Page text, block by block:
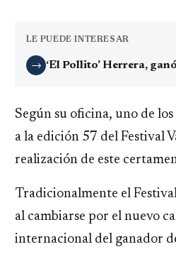
LE PUEDE INTERESAR
→ ‘El Pollito’ Herrera,
Según su oficina, uno de
a la edición 57 del Festival
realización de este
Tradicionalmente el
al cambiarse por el nuevo
internacional del ganador